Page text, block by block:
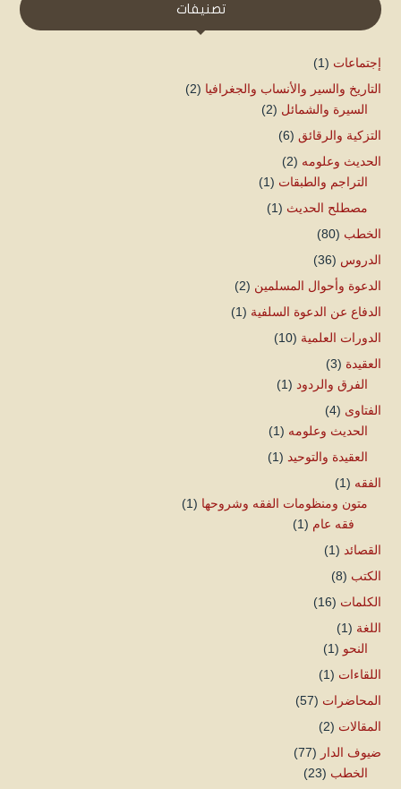
تصنيفات
إجتماعات (1)
التاريخ والسير والأنساب والجغرافيا (2)
السيرة والشمائل (2)
التزكية والرقائق (6)
الحديث وعلومه (2)
التراجم والطبقات (1)
مصطلح الحديث (1)
الخطب (80)
الدروس (36)
الدعوة وأحوال المسلمين (2)
الدفاع عن الدعوة السلفية (1)
الدورات العلمية (10)
العقيدة (3)
الفرق والردود (1)
الفتاوى (4)
الحديث وعلومه (1)
العقيدة والتوحيد (1)
الفقه (1)
متون ومنظومات الفقه وشروحها (1)
فقه عام (1)
القصائد (1)
الكتب (8)
الكلمات (16)
اللغة (1)
النحو (1)
اللقاءات (1)
المحاضرات (57)
المقالات (2)
ضيوف الدار (77)
الخطب (23)